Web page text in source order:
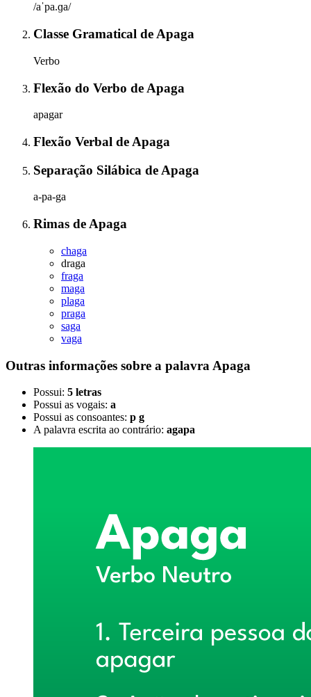
/aˈpa.ɡa/
Classe Gramatical de Apaga
Verbo
Flexão do Verbo de Apaga
apagar
Flexão Verbal de Apaga
Separação Silábica de Apaga
a-pa-ga
Rimas de Apaga
chaga
draga
fraga
maga
plaga
praga
saga
vaga
Outras informações sobre a palavra Apaga
Possui: 5 letras
Possui as vogais: a
Possui as consoantes: p g
A palavra escrita ao contrário: agapa